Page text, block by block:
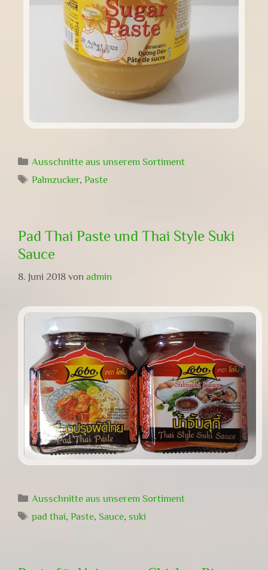
Kategorien
Ausschnitte aus unserem Sortiment
Schlagwörter
Palmzucker,Paste
Pad Thai Paste und Thai Style Suki
Sauce
8. Juni 2018 von admin
Kategorien
Ausschnitte aus unserem Sortiment
Schlagwörter
pad thai,Paste, Sauce, suki